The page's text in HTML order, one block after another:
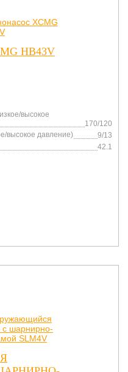
HB43V
высокое
170/120
высокое давление)
9/13
42.1